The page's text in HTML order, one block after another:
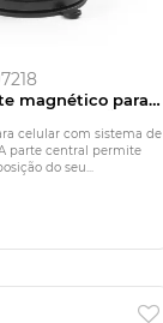
magnético para
lisas e não
de 360º)
celular com sistema de
parte central permite
do seu...